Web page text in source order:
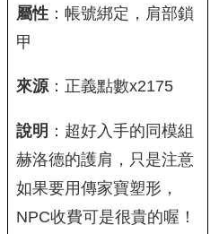
屬性：帳號綁定，肩部鎖
甲
來源：正義點數x2175
說明 ：超好入手的同模組
赫洛德的護肩，只是注意
如果要用傳家寶塑形，
NPC收費可是很貴的喔！